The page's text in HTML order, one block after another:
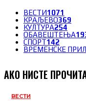
ВЕСТИ1071
КРАЉЕВО369
КУЛТУРА254
ОБАВЕШТЕЊА
СПОРТ142
ВРЕМЕНСКЕ
АКО НИСТЕ
ВЕСТИ